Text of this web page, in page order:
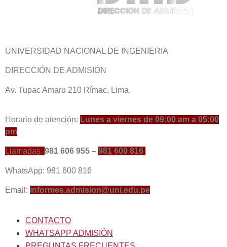
UNIVERSIDAD NACIONAL DE INGENIERIA
DIRECCIÓN DE ADMISIÓN
Av. Tupac Amaru 210 Rímac, Lima.
Horario de atención: Lunes a viernes de 09:00 am a 05:00
pm
Llamadas: 981 606 955 – 981 600 816
WhatsApp: 981 600 816
Email: informes.admision@uni.edu.pe
CONTACTO
WHATSAPP ADMISIÓN